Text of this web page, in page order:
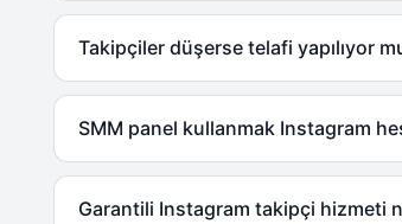
Takipçiler düşerse telafi yapılıyor
SMM panel kullanmak Instagram
Garantili Instagram takipçi hizmeti